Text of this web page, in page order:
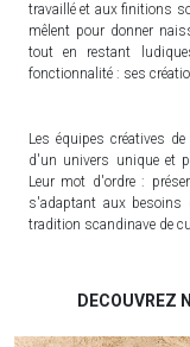
travaillé et aux finitions
mêlent pour donner
tout en restant
fonctionnalité : ses
Les équipes créatives de
d'un univers unique et
Leur mot d'ordre :
s'adaptant aux besoins
tradition scandinave de
DECOUVREZ